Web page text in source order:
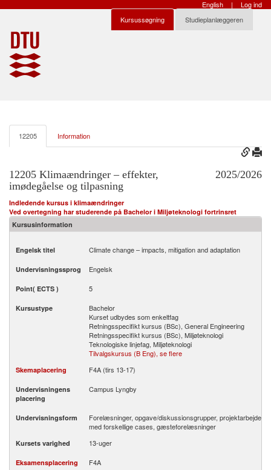
English |
Log ind
Kursussøgning
Studieplanlæggeren
12205 Information
12205 Klimaændringer – effekter,
imødegåelse og tilpasning
2025/2026
Indledende kursus i klimaændringer
Ved overtegning har studerende på Bachelor i Miljøteknologi fortrinsret
Kursusinformation
Engelsk titel Climate change – impacts, mitigation and adaptation
Undervisningssprog Engelsk
Point( ECTS ) 5
Kursustype
Bachelor
Kurset udbydes som enkeltfag
Retningsspecifikt kursus (BSc), General Engineering
Retningsspecifikt kursus (BSc), Miljøteknologi
Teknologiske linjefag, Miljøteknologi
Tilvalgskursus (B Eng), se flere
Skemaplacering F4A (tirs 13-17)
Undervisningens
placering
Campus Lyngby
Undervisningsform
Forelæsninger, opgave/​diskussionsgrupper, projektarbejde
med forskellige cases, gæsteforelæsninger
Kursets varighed 13-uger
Eksamensplacering F4A